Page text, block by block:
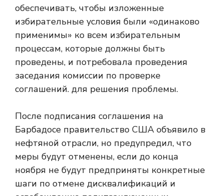
обеспечивать, чтобы изложенные
избирательные условия были «одинаково
применимы» ко всем избирательным
процессам, которые должны быть
проведены, и потребовала проведения
заседания комиссии по проверке
соглашений. для решения проблемы.
После подписания соглашения на
Барбадосе правительство США объявило в
нефтяной отрасли, но предупредил, что
меры будут отменены, если до конца
ноября не будут предприняты конкретные
шаги по отмене дисквалификаций и